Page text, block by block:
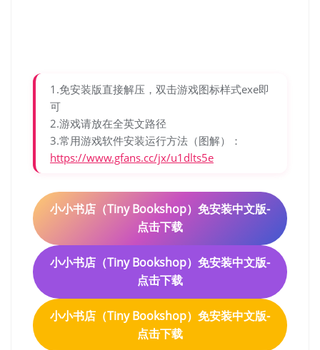
1.免安装版直接解压，双击游戏图标样式exe即
可
2.游戏请放在全英文路径
3.常用游戏软件安装运行方法（图解）：
https://www.gfans.cc/jx/u1dlts5e
小小书店（Tiny Bookshop）免安装中文版-
点击下载
小小书店（Tiny Bookshop）免安装中文版-
点击下载
小小书店（Tiny Bookshop）免安装中文版-
点击下载